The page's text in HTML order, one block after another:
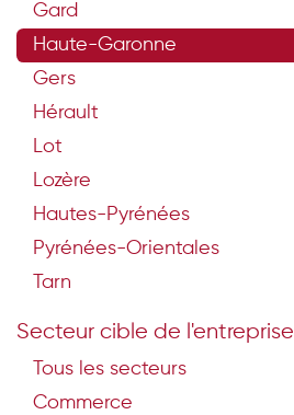
Gard
Haute-Garonne
Gers
Hérault
Lot
Lozère
Hautes-Pyrénées
Pyrénées-Orientales
Tarn
Secteur cible de l'entreprise
Tous les secteurs
Commerce